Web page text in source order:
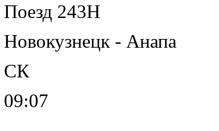
Поезд 243Н
Новокузнецк - Анапа
СК
09:07